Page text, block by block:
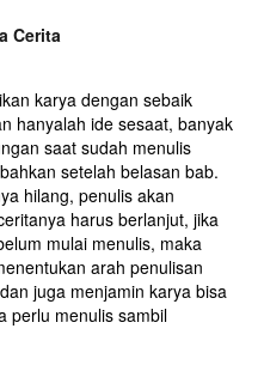
Cerita
karya dengan sebaik
hanyalah ide sesaat, banyak
saat sudah menulis
setelah belasan bab.
hilang, penulis akan
harus berlanjut, jika
mulai menulis, maka
arah penulisan
juga menjamin karya bisa
perlu menulis sambil